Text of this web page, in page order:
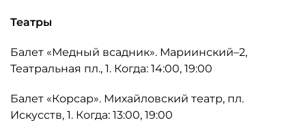
Театры
Балет «Медный всадник». Мариинский–2,
Театральная пл., 1. Когда: 14:00, 19:00
Балет «Корсар». Михайловский театр, пл.
Искусств, 1. Когда: 13:00, 19:00